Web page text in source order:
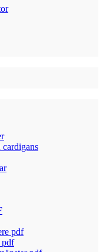
pdf
pdf